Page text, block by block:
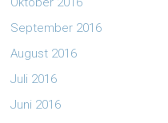
September 2016
August 2016
Juli 2016
Juni 2016